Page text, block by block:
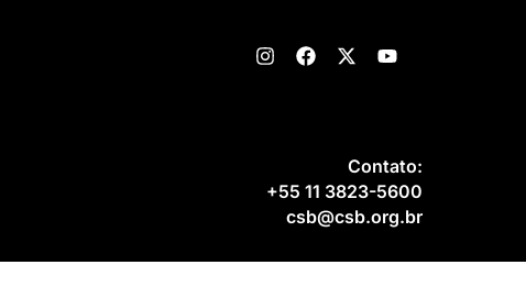
Contato:
+55 11 3823-5600
csb@csb.org.br